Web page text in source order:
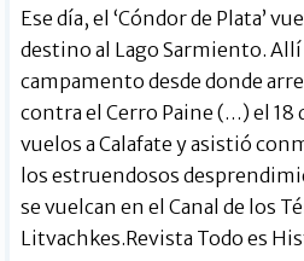
Ese día, el ‘Cóndor de Plata’
destino al Lago Sarmiento. Allí
campamento desde donde
contra el Cerro Paine (…) el 18
vuelos a Calafate y asistió
los estruendosos
se vuelcan en el Canal de los
Litvachkes.Revista Todo es